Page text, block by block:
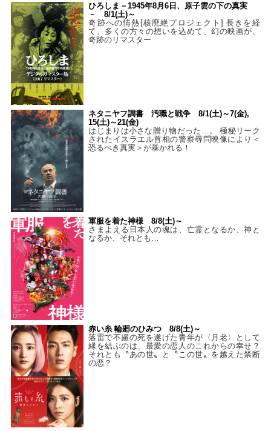
ひろしま－1945年8月6日、原子雲の下の真実
－ 8/1(土)～
奇跡への情熱[核廃絶プロジェクト] 長きを経
て、多くの方々の想いを込めて、幻の映画が、
奇跡のリマスター
ネタニヤフ調書 汚職と戦争 8/1(土)～7(金),
15(土)～21(金)
はじまりは小さな贈り物だった…。 極秘リーク
されたイスラエル首相の警察尋問映像により＜
恐るべき真実＞が暴かれる！
軍服を着た神様 8/8(土)～
さまよえる日本人の魂は、亡霊となるか、神と
なるか、それとも…
赤い糸 輪廻のひみつ 8/8(土)～
落雷で不慮の死を遂げた青年が〈月老〉として
縁を結ぶのは、最愛の恋人のこれからの幸せ？
それとも〝あの世〟と〝この世〟を越えた禁断
の恋？